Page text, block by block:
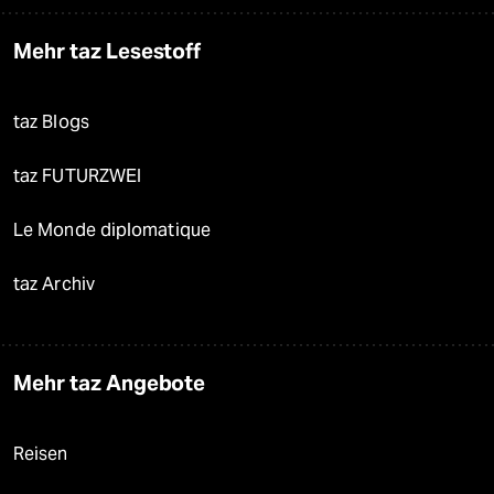
Mehr taz Lesestoff
taz Blogs
taz FUTURZWEI
Le Monde diplomatique
taz Archiv
Mehr taz Angebote
Reisen